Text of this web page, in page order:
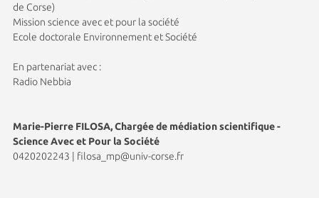
de Corse)
Mission science avec et pour la société
Ecole doctorale Environnement et Société
En partenariat avec :
Radio Nebbia
Marie-Pierre FILOSA, Chargée de médiation scientifique -
Science Avec et Pour la Société
0420202243
filosa_mp@univ-corse.fr